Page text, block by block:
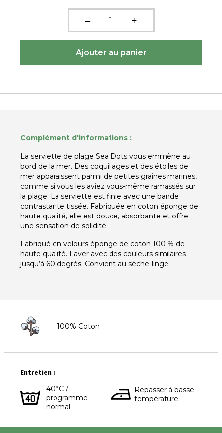
Complément d'informations :
La serviette de plage Sea Dots vous emmène au
bord de la mer. Des coquillages et des étoiles de
mer apparaissent parmi de petites graines marines,
comme si vous les aviez vous-même ramassés sur
la plage. La serviette est finie avec une bande
contrastante tissée. Fabriquée en coton éponge de
haute qualité, elle est douce, absorbante et offre
une sensation de solidité.
Fabriqué en velours éponge de coton 100 % de
haute qualité. Laver avec des couleurs similaires
jusqu’à 60 degrés. Convient au sèche-linge.
100% Coton
Entretien :
40°C /
programme
normal
Repasser à basse
température